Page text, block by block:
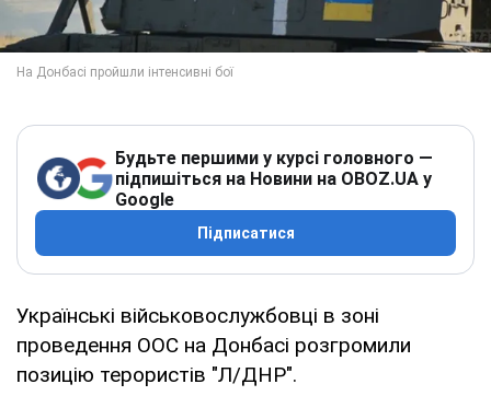
Будьте першими у курсі головного —
підпишіться на Новини на OBOZ.UA у
Google
Підписатися
Українські військовослужбовці в зоні
проведення ООС на Донбасі розгромили
позицію терористів "Л/ДНР".